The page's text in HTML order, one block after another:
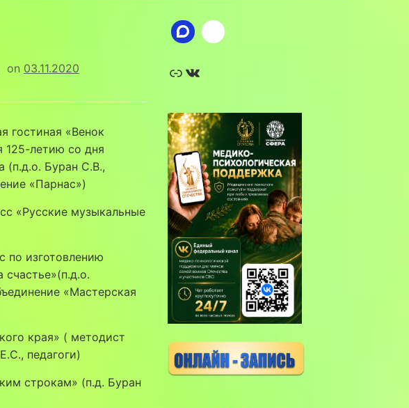
on 03.11.2020
гостиная «Венок
125-летию со дня
(п.д.о. Буран С.В.,
«Парнас»)
«Русские музыкальные
по изготовлению
счастье»(п.д.о.
«Мастерская
края» ( методист
педагоги)
строкам» (п.д. Буран
Ссылка